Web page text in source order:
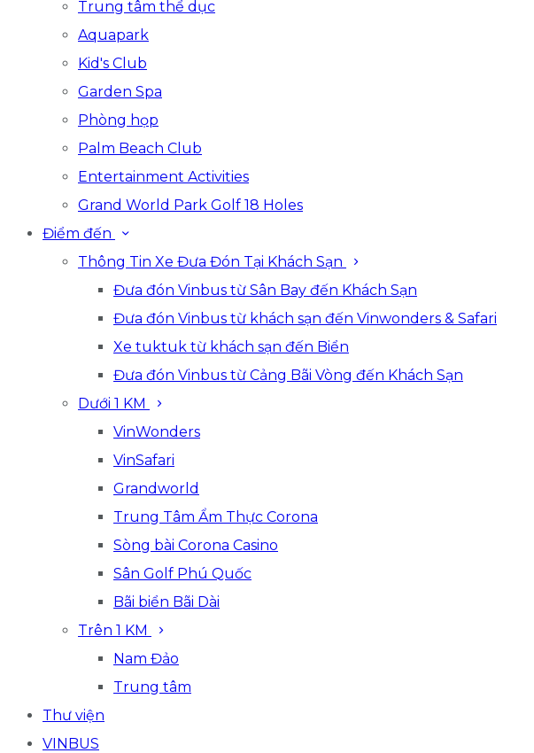
Trung tâm thể dục
Aquapark
Kid's Club
Garden Spa
Phòng họp
Palm Beach Club
Entertainment Activities
Grand World Park Golf 18 Holes
Điểm đến
Thông Tin Xe Đưa Đón Tại Khách Sạn
Đưa đón Vinbus từ Sân Bay đến Khách Sạn
Đưa đón Vinbus từ khách sạn đến Vinwonders & Safari
Xe tuktuk từ khách sạn đến Biển
Đưa đón Vinbus từ Cảng Bãi Vòng đến Khách Sạn
Dưới 1 KM
VinWonders
VinSafari
Grandworld
Trung Tâm Ẩm Thực Corona
Sòng bài Corona Casino
Sân Golf Phú Quốc
Bãi biển Bãi Dài
Trên 1 KM
Nam Đảo
Trung tâm
Thư viện
VINBUS